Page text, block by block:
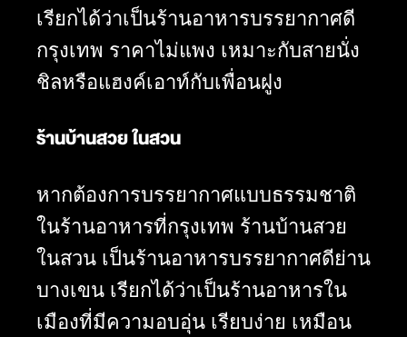
เรียกได้ว่าเป็นร้านอาหารบรรยากาศดี
กรุงเทพ ราคาไม่แพง เหมาะกับสายนั่ง
ชิลหรือแฮงค์เอาท์กับเพื่อนฝูง
ร้านบ้านสวย ในสวน
หากต้องการบรรยากาศแบบธรรมชาติ
ในร้านอาหารที่กรุงเทพ ร้านบ้านสวย
ในสวน เป็นร้านอาหารบรรยากาศดีย่าน
บางเขน เรียกได้ว่าเป็นร้านอาหารใน
เมืองที่มีความอบอุ่น เรียบง่าย เหมือน